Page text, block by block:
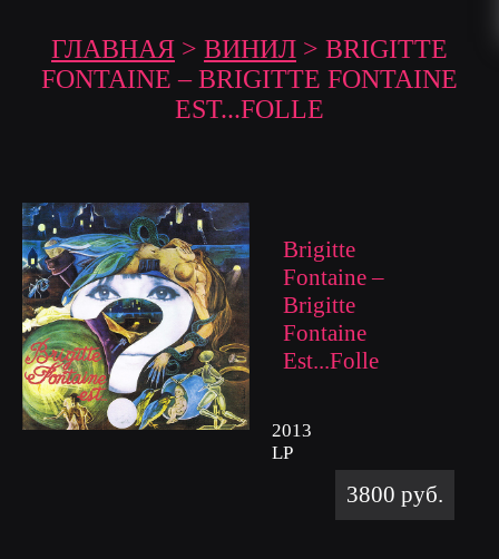
ГЛАВНАЯ > ВИНИЛ > BRIGITTE
FONTAINE – BRIGITTE FONTAINE
EST...FOLLE
Brigitte
Fontaine –
Brigitte
Fontaine
Est...Folle
2013
LP
3800 руб.